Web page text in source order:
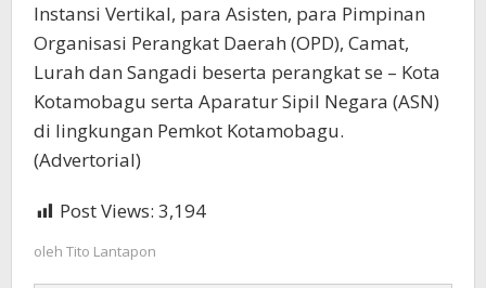
Instansi Vertikal, para Asisten, para Pimpinan
Organisasi Perangkat Daerah (OPD), Camat,
Lurah dan Sangadi beserta perangkat se – Kota
Kotamobagu serta Aparatur Sipil Negara (ASN)
di lingkungan Pemkot Kotamobagu.
(Advertorial)
Post Views: 3,194
oleh Tito Lantapon